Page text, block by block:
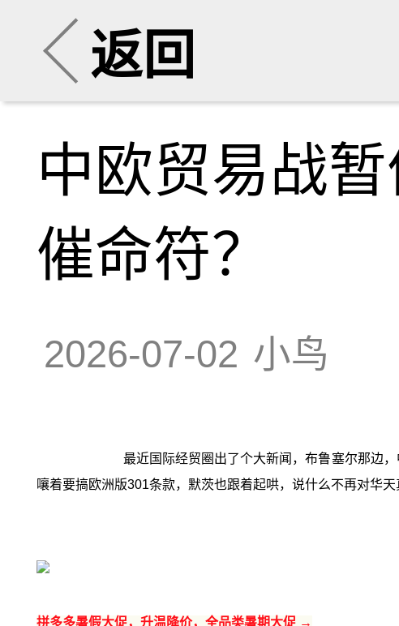
返回
中欧贸易战
催命符？
2026-07-02 小鸟
最近国际经贸圈出了个大新闻，布鲁塞尔那边
嚷着要搞欧洲版301条款，默茨也跟着起哄，说什么不再对华
拼多多暑假大促，升温降价，全品类暑期大促 →